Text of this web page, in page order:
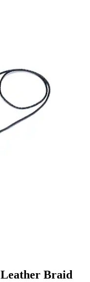
Braid